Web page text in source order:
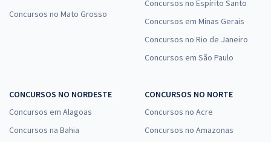
Concursos no Mato Grosso
Concursos no Espírito Santo
Concursos em Minas Gerais
Concursos no Rio de Janeiro
Concursos em São Paulo
CONCURSOS NO NORDESTE
Concursos em Alagoas
Concursos na Bahia
CONCURSOS NO NORTE
Concursos no Acre
Concursos no Amazonas